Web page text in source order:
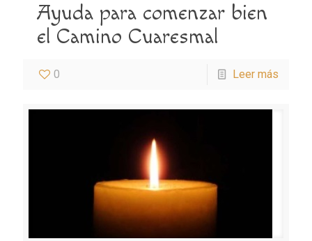
Ayuda para comenzar bien
el Camino Cuaresmal
0 Leer más